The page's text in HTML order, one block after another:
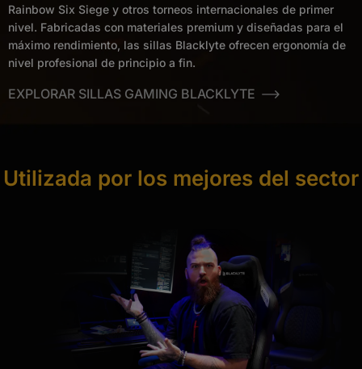
Rainbow Six Siege y otros torneos internacionales de primer
nivel. Fabricadas con materiales premium y diseñadas para el
máximo rendimiento, las sillas Blacklyte ofrecen ergonomía de
nivel profesional de principio a fin.
EXPLORAR SILLAS GAMING BLACKLYTE
Utilizada por los mejores del sector